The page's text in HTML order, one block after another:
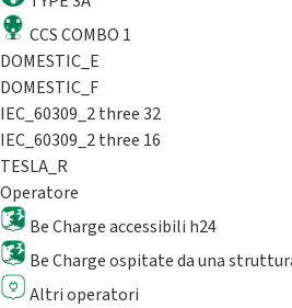
CCS COMBO 1
DOMESTIC_E
DOMESTIC_F
IEC_60309_2 three 32
IEC_60309_2 three 16
TESLA_R
Operatore
Be Charge accessibili h24
Be Charge ospitate da una
Altri operatori